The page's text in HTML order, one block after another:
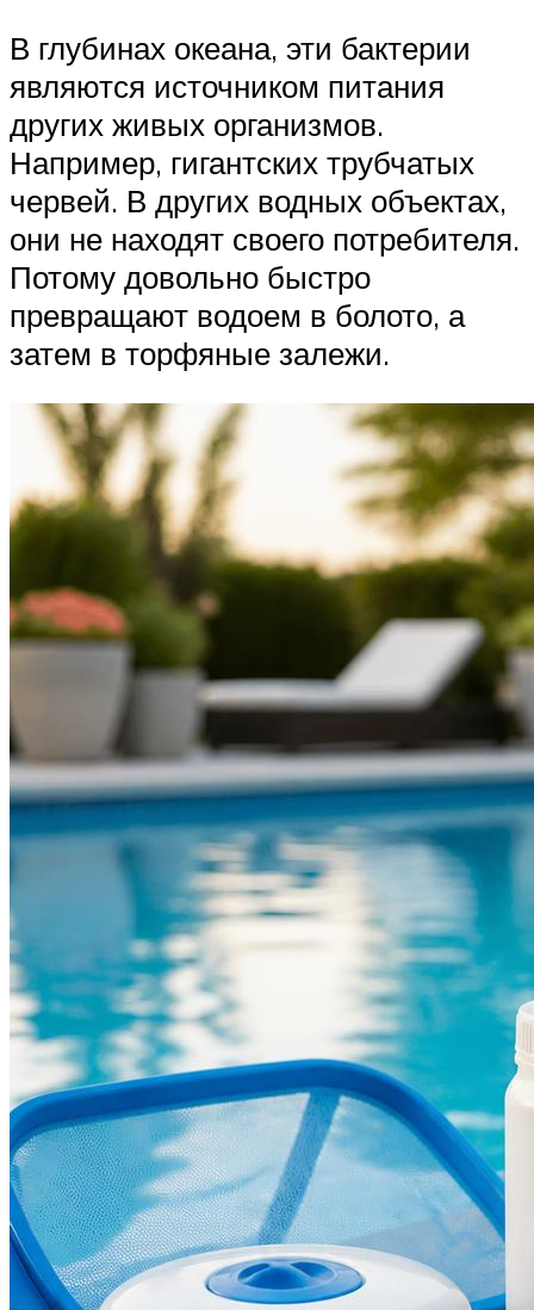
В глубинах океана, эти бактерии
являются источником питания
других живых организмов.
Например, гигантских трубчатых
червей. В других водных объектах,
они не находят своего потребителя.
Потому довольно быстро
превращают водоем в болото, а
затем в торфяные залежи.